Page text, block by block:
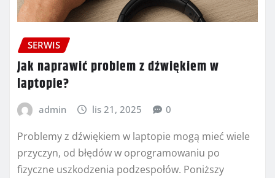
SERWIS
Jak naprawić problem z dźwiękiem w
laptopie?
admin lis 21, 2025 0
Problemy z dźwiękiem w laptopie mogą mieć wiele
przyczyn, od błędów w oprogramowaniu po
fizyczne uszkodzenia podzespołów. Poniższy